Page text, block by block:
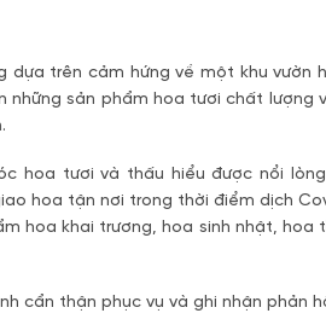
dựa trên cảm hứng về một khu
sản phẩm hoa tươi chất lượng
hoa tươi và thấu hiểu được nổi
hoa tận nơi trong thời điểm dịch
hoa khai trương, hoa sinh nhật,
cẩn thận phục vụ và ghi nhận